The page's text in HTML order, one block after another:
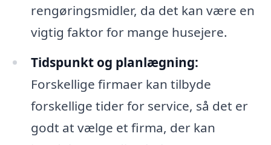
rengøringsmidler, da det kan være en
vigtig faktor for mange husejere.
Tidspunkt og planlægning:
Forskellige firmaer kan tilbyde
forskellige tider for service, så det er
godt at vælge et firma, der kan